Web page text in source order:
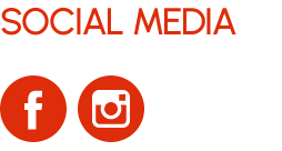
SOCIAL MEDIA